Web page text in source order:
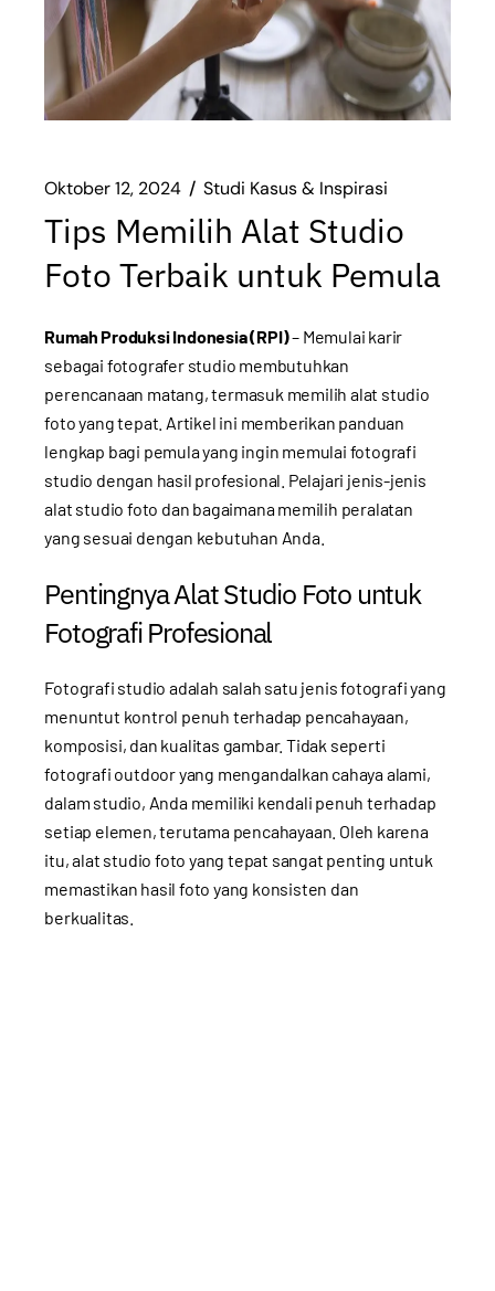
Oktober 12, 2024 Studi Kasus & Inspirasi
Tips Memilih Alat Studio
Foto Terbaik untuk Pemula
Rumah Produksi Indonesia (RPI)– Memulai karir
sebagai fotografer studio membutuhkan
perencanaan matang, termasuk memilih alat studio
foto yang tepat. Artikel ini memberikan panduan
lengkap bagi pemula yang ingin memulai fotografi
studio dengan hasil profesional. Pelajari jenis-jenis
alat studio foto dan bagaimana memilih peralatan
yang sesuai dengan kebutuhan Anda.
Pentingnya Alat Studio Foto untuk
Fotografi Profesional
Fotografi studio adalah salah satu jenis fotografi yang
menuntut kontrol penuh terhadap pencahayaan,
komposisi, dan kualitas gambar. Tidak seperti
fotografi outdoor yang mengandalkan cahaya alami,
dalam studio, Anda memiliki kendali penuh terhadap
setiap elemen, terutama pencahayaan. Oleh karena
itu, alat studio foto yang tepat sangat penting untuk
memastikan hasil foto yang konsisten dan
berkualitas.